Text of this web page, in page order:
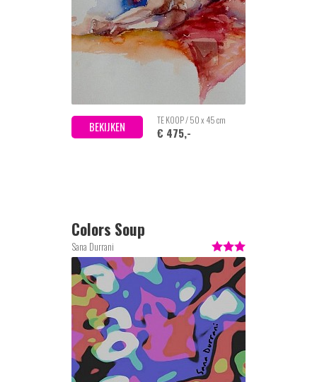
BEKIJKEN TE KOOP / 50 x 45 cm
€ 475,-
Colors Soup
Sana Durrani